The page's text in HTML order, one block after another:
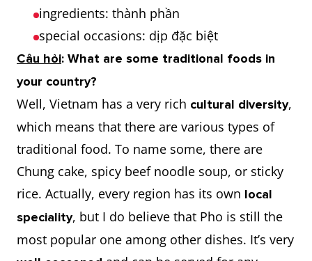
to grab a
bite to eat
ăn nhanh, ăn vội vàng
to wine and
dine
ăn thịnh soạn
passion for
có niềm đam mê to lớn với
to pose a
health risk
gây rủi ro về mặt sức khoẻ
ingredients: thành phần
special occasions: dịp đặc biệt
Câu hỏi: What are some traditional foods in
your country?
Well, Vietnam has a very rich cultural diversity,
which means that there are various types of
traditional food. To name some, there are
Chung cake, spicy beef noodle soup, or sticky
rice. Actually, every region has its own local
speciality, but I do believe that Pho is still the
most popular one among other dishes. It’s very